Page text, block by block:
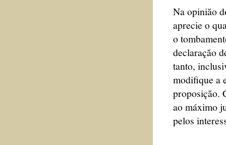
Na opinião
aprecie o
o
declaração
tanto,
modifique a
proposição.
ao máximo
pelos